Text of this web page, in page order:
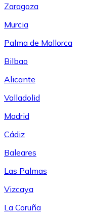
Zaragoza
Murcia
Palma de Mallorca
Bilbao
Alicante
Valladolid
Madrid
Cádiz
Baleares
Las Palmas
Vizcaya
La Coruña